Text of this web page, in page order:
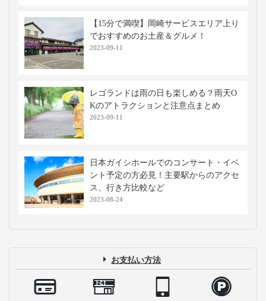
【15分で満喫】岡崎サービスエリア上り
でおすすめのお土産＆グルメ！
2023-09-11
レゴランドは雨の日も楽しめる？雨天O
Kのアトラクションと注意点まとめ
2023-09-11
日本ガイシホールでのコンサート・イベ
ント予定の方必見！主要駅からのアクセ
ス、行き方比較など
2023-08-24
お支払い方法